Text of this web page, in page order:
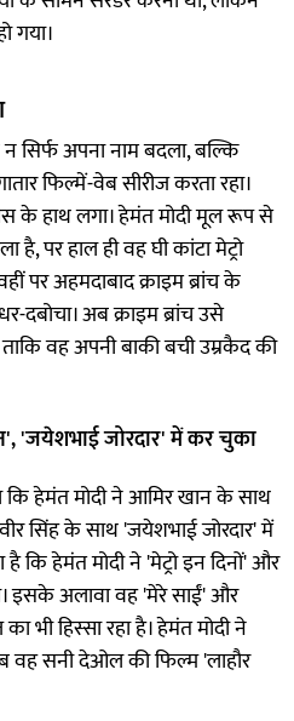
गया।
सिर्फ अपना नाम बदला, बल्कि
फिल्में-वेब सीरीज करता रहा।
के हाथ लगा। हेमंत मोदी मूल रूप से
है, पर हाल ही वह घी कांटा मेट्रो
पर अहमदाबाद क्राइम ब्रांच के
दबोचा। अब क्राइम ब्रांच उसे
वह अपनी बाकी बची उम्रकैद की
'जयेशभाई जोरदार' में कर चुका
कि हेमंत मोदी ने आमिर खान के साथ
सिंह के साथ 'जयेशभाई जोरदार' में
है कि हेमंत मोदी ने 'मेट्रो इन दिनों' और
इसके अलावा वह 'मेरे साईं' और
भी हिस्सा रहा है। हेमंत मोदी ने
वह सनी देओल की फिल्म 'लाहौर